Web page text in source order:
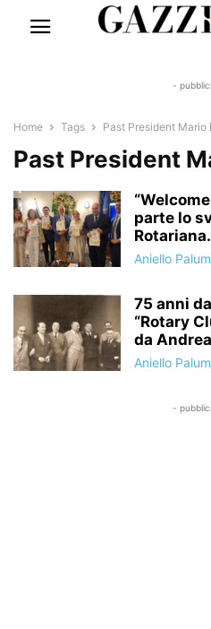
-
Home Tags Past President Mario
Past President
parte lo
Aniello
75 anni
“Rotary
da
Aniello
-